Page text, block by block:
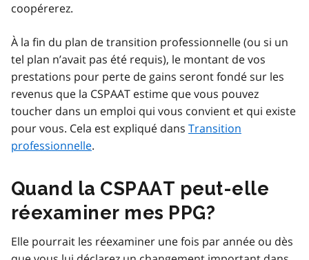
coopérerez.
À la fin du plan de transition professionnelle (ou si un
tel plan n’avait pas été requis), le montant de vos
prestations pour perte de gains seront fondé sur les
revenus que la CSPAAT estime que vous pouvez
toucher dans un emploi qui vous convient et qui existe
pour vous. Cela est expliqué dans Transition
professionnelle​​.
Quand la CSPAAT peut-elle
réexaminer mes PPG?
Elle pourrait les réexaminer une fois par année ou dès